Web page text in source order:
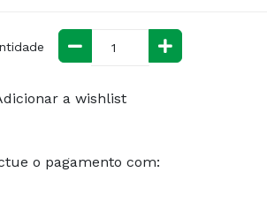
a wishlist
o pagamento com: